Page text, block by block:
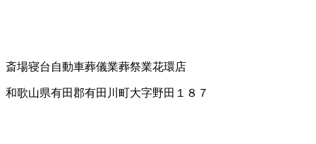
斎場寝台自動車葬儀業葬祭業花環店
和歌山県有田郡有田川町大字野田１８７